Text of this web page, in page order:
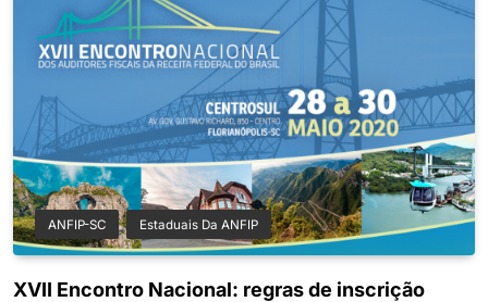
ANFIP-SC Estaduais Da ANFIP
XVII Encontro Nacional: regras de inscrição